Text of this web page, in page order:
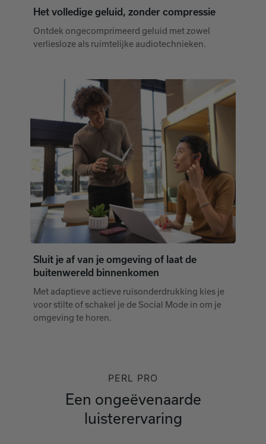
Het volledige geluid, zonder compressie
Ontdek ongecomprimeerd geluid met zowel
verliesloze als ruimtelijke audiotechnieken.
Sluit je af van je omgeving of laat de
buitenwereld binnenkomen
Met adaptieve actieve ruisonderdrukking kies je
voor stilte of schakel je de Social Mode in om je
omgeving te horen.
PERL PRO
Een ongeëvenaarde
luisterervaring